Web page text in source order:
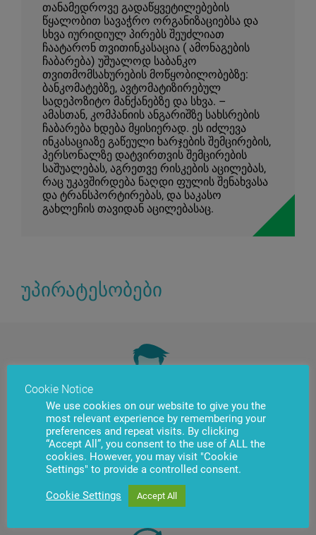
თანამედროვე გადაწყვეტილებების
წყალობით სავაჭრო ორგანიზაციებსა და
სხვა იურიდიულ პირებს შეუძლიათ
ჩაატარონ თვითინკასაცია ( ამონაგების
ჩაბარება) უშუალოდ საბანკო
თვითმომსახურების მოწყობილობებზე:
ბანკომატებზე, ავტომატიზირებულ
სადეპოზიტო მანქანებზე და სხვა. –
ამასთან, კომპანიის ანგარიშზე სახსრების
ჩაბარება ხდება მყისიერად. ეს იძლევა
ინკასაციაზე გაწეული ხარჯების შემცირების,
პერსონალზე დატვირთვის შემცირების
საშუალებას, აგრეთვე რისკების აცილებას,
რაც უკავშირდება ნაღდი ფულის შენახვასა
და ტრანსპორტირებას, და საკასო
გახლეჩის თავიდან აცილებასაც.
უპირატესობები
საბანკო მომსახურებების
წარმოდგენის მოხერხებული
ფორმატი 24/7
Cookie Notice
We use cookies on our website to give you the
most relevant experience by remembering your
preferences and repeat visits. By clicking
“Accept All”, you consent to the use of ALL the
cookies. However, you may visit "Cookie
Settings" to provide a controlled consent.
Cookie Settings Accept All